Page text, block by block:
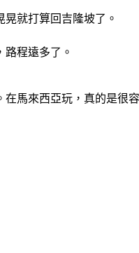
就打算回吉隆坡了。
程遠多了。
馬來西亞玩，真的是很